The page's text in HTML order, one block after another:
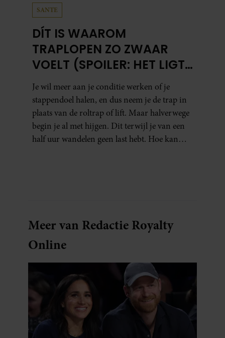
SANTE
DÍT IS WAAROM
TRAPLOPEN ZO ZWAAR
VOELT (SPOILER: HET LIGT
NIET AAN JE CONDITIE)
Je wil meer aan je conditie werken of je
stappendoel halen, en dus neem je de trap in
plaats van de roltrap of lift. Maar halverwege
begin je al met hijgen. Dit terwijl je van een
half uur wandelen geen last hebt. Hoe kan
Meer van Redactie Royalty
Online